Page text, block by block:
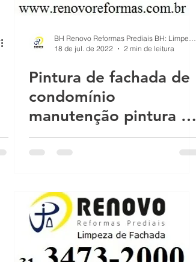
Predial: Passo a
pintura impermea
Qual é a melhor época para pintar a
BH Renovo Reformas Prediais BH: Limpeza Manutenção Predial Fachada
18 de jul. de 2022
2 min de leitura
Pintura de fachada de
condomínio
manutenção pintura de
fachada